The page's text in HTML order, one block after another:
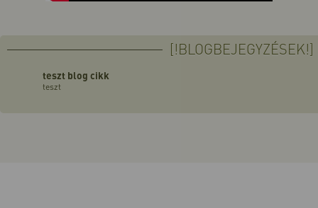
[!BLOGBEJEGYZÉSEK!]
teszt blog cikk
teszt